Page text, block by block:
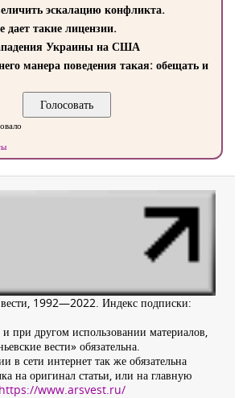
эскалацию конфликта.
такие лицензии.
Украины на США
манера поведения такая: обещать и
1992—2022. Индекс подписки:
при другом использовании материалов,
вести» обязательна.
в сети интернет так же обязательна
на оригинал статьи, или на главную
https://www.arsvest.ru/